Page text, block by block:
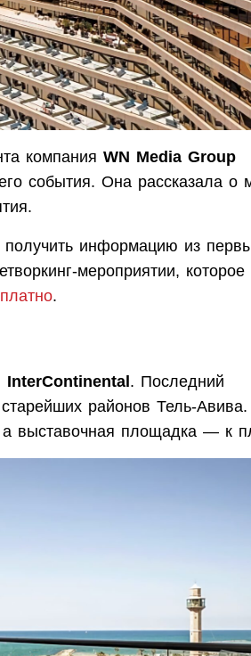
компания WN Media Group
события. Она рассказала о
информацию из
мероприятии, которое
.
InterContinental. Последний
районов Тель-
выставочная площадка — к